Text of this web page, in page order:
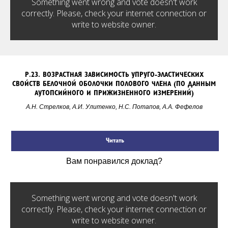
correctly. Please, check your internet connection or
write to website owner.
Р.23.
ВОЗРАСТНАЯ ЗАВИСИМОСТЬ УПРУГО-ЭЛАСТИЧЕСКИХ
СВОЙСТВ БЕЛОЧНОЙ ОБОЛОЧКИ ПОЛОВОГО ЧЛЕНА (ПО ДАННЫМ
АУТОПСИЙНОГО И ПРИЖИЗНЕННОГО ИЗМЕРЕНИЙ)
А.Н. Стрелков, А.И. Улитенко, Н.С. Потапов, А.А. Фефелов
Читать
Вам понравился доклад?
Something went wrong and vote doesn't work
correctly. Please, check your internet connection or
write to website owner.